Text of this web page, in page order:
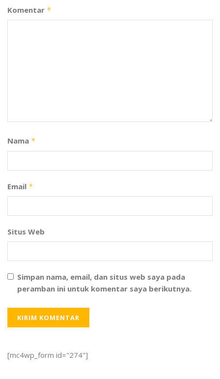
Komentar *
Nama *
Email *
Situs Web
Simpan nama, email, dan situs web saya pada
peramban ini untuk komentar saya berikutnya.
[mc4wp_form id="274"]